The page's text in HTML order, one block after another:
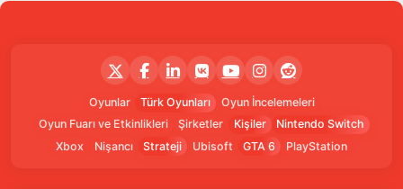
Oyunlar Türk Oyunları
Oyun İncelemeleri
Oyun Fuarı ve Etkinlikleri
Şirketler Kişiler
Nintendo Switch
Xbox
Nişancı Strateji Ubisoft GTA 6 PlayStation